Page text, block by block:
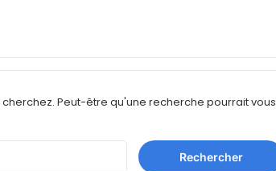
Peut-être qu'une recherche pourrait vous
Rechercher :